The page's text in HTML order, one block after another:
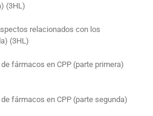
(3HL)
relacionados con los
(3HL)
fármacos en CPP (parte primera)
fármacos en CPP (parte segunda)